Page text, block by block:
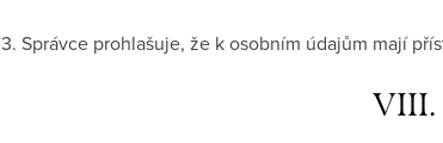
3. Správce prohlašuje, že k osobním údajům mají
VIII.